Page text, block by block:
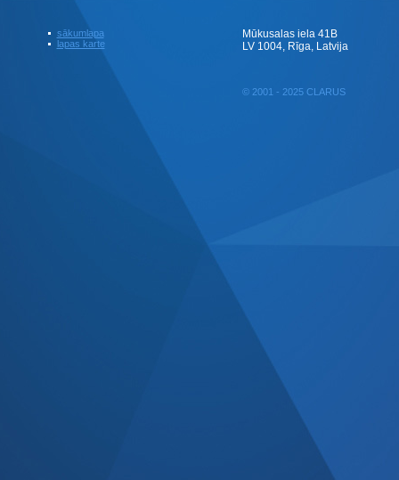
sākumlapa
lapas karte
Mūkusalas iela 41B
LV 1004, Rīga, Latvija
© 2001 - 2025 CLARUS